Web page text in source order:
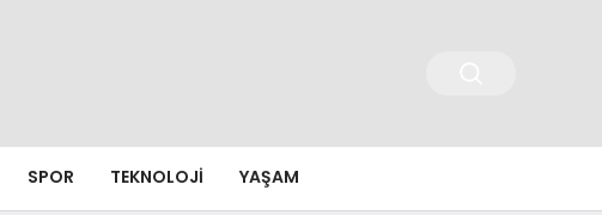
SPOR TEKNOLOJI YAŞAM